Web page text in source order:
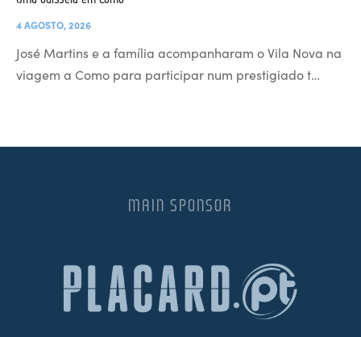
4 AGOSTO, 2026
José Martins e a família acompanharam o Vila Nova na
viagem a Como para participar num prestigiado t…
MAIN SPONSOR